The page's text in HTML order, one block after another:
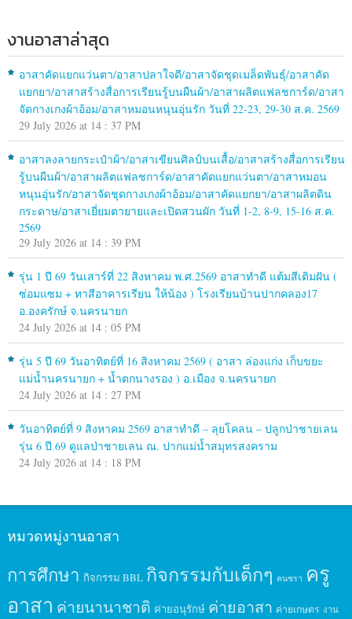
งานอาสาล่าสุด
อาสาคัดแยกแว่นตา/อาสาปลาใจดี/อาสาจัดชุดเมล็ดพันธุ์/อาสาคัด
แยกยา/อาสาสร้างสื่อการเรียนรู้บนผืนผ้า/อาสาผลิตแฟลชการ์ด/อาสา
จัดกางเกงผ้าอ้อม/อาสาหมอนหนุนอุ่นรัก วันที่ 22-23, 29-30 ส.ค. 2569
29 July 2026 at 14 : 37 PM
อาสาลงลายกระเป๋าผ้า/อาสาเขียนศิลป์บนเสื้อ/อาสาสร้างสื่อการเรียน
รู้บนผืนผ้า/อาสาผลิตแฟลชการ์ด/อาสาคัดแยกแว่นตา/อาสาหมอน
หนุนอุ่นรัก/อาสาจัดชุดกางเกงผ้าอ้อม/อาสาคัดแยกยา/อาสาผลิตดิน
กระดาษ/อาสาเยี่ยมตายายและเปิดสวนผัก วันที่ 1-2, 8-9, 15-16 ส.ค.
2569
29 July 2026 at 14 : 39 PM
รุ่น 1 ปี 69 วันเสาร์ที่ 22 สิงหาคม พ.ศ.2569 อาสาทำดี แต้มสีเติมฝัน (
ซ่อมแซม + ทาสีอาคารเรียน ให้น้อง ) โรงเรียนบ้านปากคลอง17
อ.องครักษ์ จ.นครนายก
24 July 2026 at 14 : 05 PM
รุ่น 5 ปี 69 วันอาทิตย์ที่ 16 สิงหาคม 2569 ( อาสา ล่องแก่ง เก็บขยะ
แม่น้ำนครนายก + น้ำตกนางรอง ) อ.เมือง จ.นครนายก
24 July 2026 at 14 : 27 PM
วันอาทิตย์ที่ 9 สิงหาคม 2569 อาสาทำดี – ลุยโคลน – ปลูกป่าชายเลน
รุ่น 6 ปี 69 ดูแลป่าชายเลน ณ. ปากแม่น้ำสมุทรสงคราม
24 July 2026 at 14 : 18 PM
หมวดหมู่งานอาสา
การศึกษา กิจกรรม BBL กิจกรรมกับเด็กๆ คนชรา ครู
อาสา ค่ายนานาชาติ ค่ายอนุรักษ์ ค่ายอาสา ค่ายเกษตร งาน